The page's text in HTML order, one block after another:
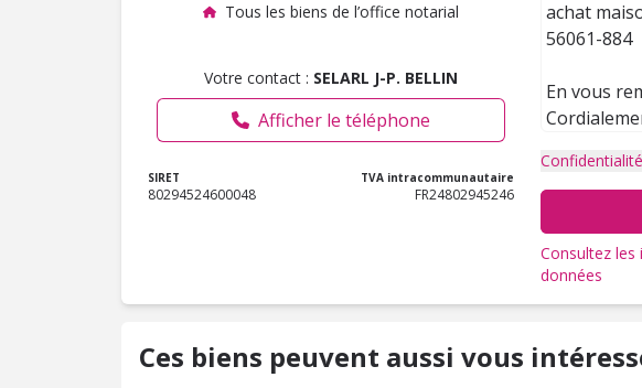
Tous les biens de l’office notarial
Votre contact : SELARL J-P. BELLIN
Afficher le téléphone
SIRET
80294524600048
TVA intracommunautaire
FR24802945246
Consultez
données
Ces biens peuvent aussi vous